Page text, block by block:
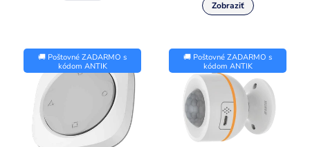
🚚 Poštovné ZADARMO s
kódom ANTIK
🚚 Poštovné ZADARMO s
kódom ANTIK